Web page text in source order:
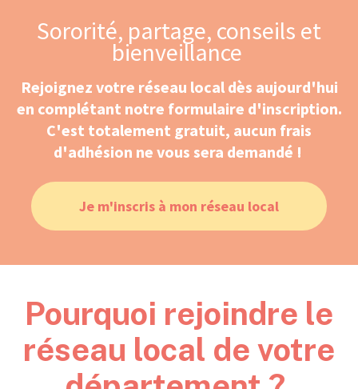
Sororité, partage, conseils et
bienveillance
Rejoignez votre réseau local dès aujourd'hui
en complétant notre formulaire d'inscription.
C'est totalement gratuit, aucun frais
d'adhésion ne vous sera demandé !
Je m'inscris à mon réseau local
Pourquoi rejoindre le
réseau local de votre